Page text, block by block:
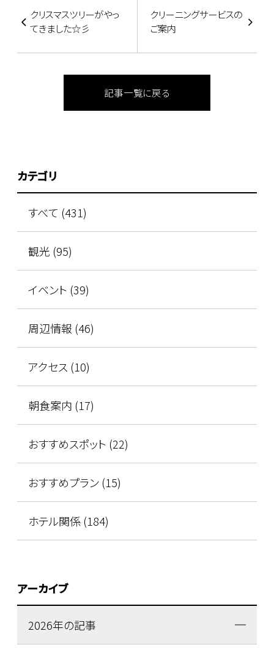
クリスマスツリーがやっ
てきました☆彡
クリーニングサービスの
ご案内
記事一覧に戻る
カテゴリ
すべて (431)
観光 (95)
イベント (39)
周辺情報 (46)
アクセス (10)
朝食案内 (17)
おすすめスポット (22)
おすすめプラン (15)
ホテル関係 (184)
アーカイブ
2026年の記事